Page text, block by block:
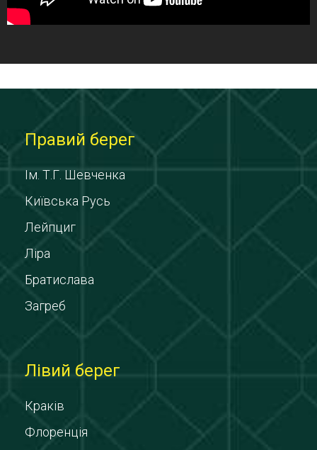
Правий берег
Ім. Т.Г. Шевченка
Київська Русь
Лейпциг
Ліра
Братислава
Загреб
Лівий берег
Краків
Флоренція